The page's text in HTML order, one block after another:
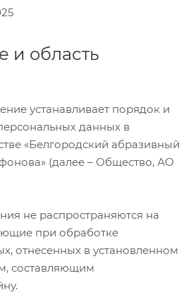
и область
устанавливает порядок и
данных в
«Белгородский абразивный
(далее – Общество, АО
не распространяются на
при обработке
отнесенных в установленном
составляющим